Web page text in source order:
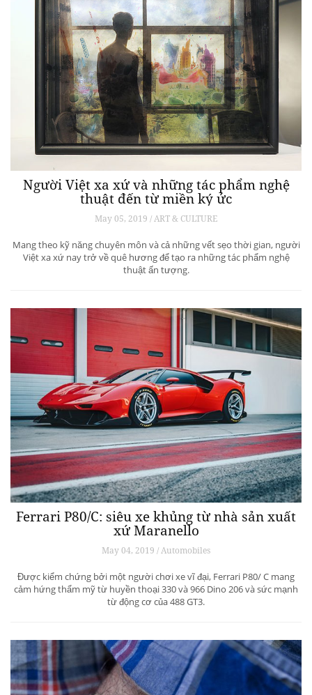
Người Việt xa xứ và những tác phẩm nghệ
thuật đến từ miền ký ức
May 05, 2019 / ART & CULTURE
Mang theo kỹ năng chuyên môn và cả những vết sẹo thời gian, người
Việt xa xứ nay trở về quê hương để tạo ra những tác phẩm nghệ
thuật ấn tượng.
Ferrari P80/C: siêu xe khủng từ ​​nhà sản xuất
xứ Maranello
May 04, 2019 / Automobiles
Được kiểm chứng bởi một người chơi xe vĩ đại, Ferrari P80/ C mang
cảm hứng thẩm mỹ từ huyền thoại 330 và 966 Dino 206 và sức mạnh
từ động cơ của 488 GT3.